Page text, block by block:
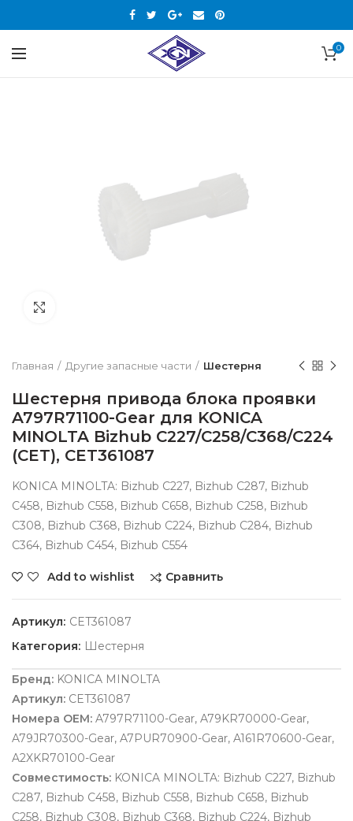
0
Главная Другие запасные части Шестерня
Шестерня привода блока проявки
A797R71100-Gear для KONICA
MINOLTA Bizhub C227/C258/C368/C224
(CET), CET361087
KONICA MINOLTA: Bizhub C227, Bizhub C287, Bizhub
C458, Bizhub C558, Bizhub C658, Bizhub C258, Bizhub
C308, Bizhub C368, Bizhub C224, Bizhub C284, Bizhub
C364, Bizhub C454, Bizhub C554
Add to wishlist Сравнить
Артикул: CET361087
Категория: Шестерня
Бренд: KONICA MINOLTA
Артикул: CET361087
Номера OEM: A797R71100-Gear, A79KR70000-Gear,
A79JR70300-Gear, A7PUR70900-Gear, A161R70600-Gear,
A2XKR70100-Gear
Совместимость: KONICA MINOLTA: Bizhub C227, Bizhub
C287, Bizhub C458, Bizhub C558, Bizhub C658, Bizhub
C258, Bizhub C308, Bizhub C368, Bizhub C224, Bizhub